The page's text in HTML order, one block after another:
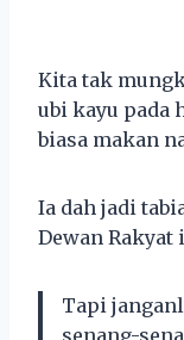
Kita tak
ubi kayu pada
biasa makan
Ia dah jadi
Dewan
Tapi
senang-